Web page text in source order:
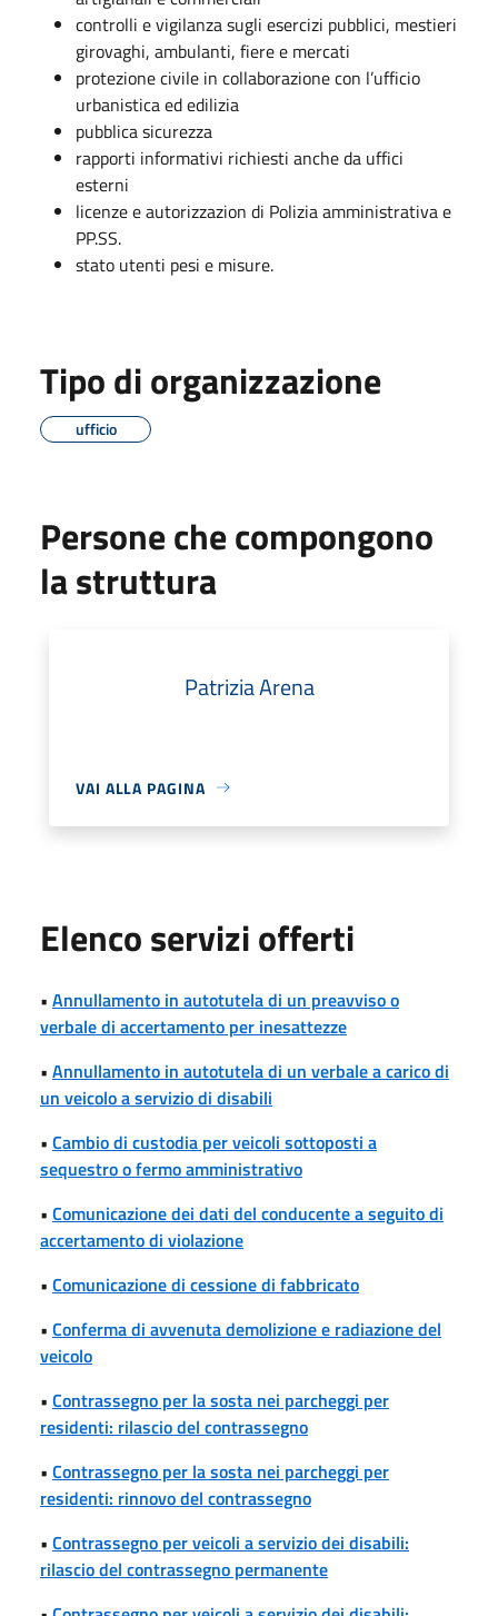
controlli e vigilanza sugli esercizi pubblici, mestieri
girovaghi, ambulanti, fiere e mercati
protezione civile in collaborazione con l’ufficio
urbanistica ed edilizia
pubblica sicurezza
rapporti informativi richiesti anche da uffici
esterni
licenze e autorizzazion di Polizia amministrativa e
PP.SS.
stato utenti pesi e misure.
Tipo di organizzazione
ufficio
Persone che compongono
la struttura
Patrizia Arena
VAI ALLA PAGINA
Elenco servizi offerti
• Annullamento in autotutela di un preavviso o
verbale di accertamento per inesattezze
• Annullamento in autotutela di un verbale a carico di
un veicolo a servizio di disabili
• Cambio di custodia per veicoli sottoposti a
sequestro o fermo amministrativo
• Comunicazione dei dati del conducente a seguito di
accertamento di violazione
• Comunicazione di cessione di fabbricato
• Conferma di avvenuta demolizione e radiazione del
veicolo
• Contrassegno per la sosta nei parcheggi per
residenti: rilascio del contrassegno
• Contrassegno per la sosta nei parcheggi per
residenti: rinnovo del contrassegno
• Contrassegno per veicoli a servizio dei disabili:
rilascio del contrassegno permanente